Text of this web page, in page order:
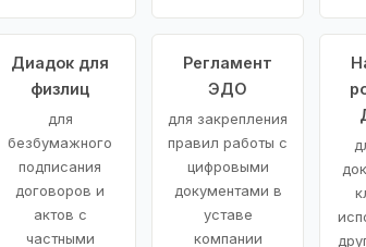
Диадок для
физлиц
для
безбумажного
подписания
договоров и
актов с
частными
Регламент
ЭДО
для закрепления
правил работы с
цифровыми
документами в
уставе
компании